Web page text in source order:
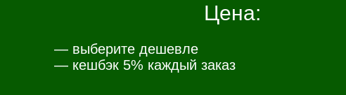
Цена:
— выберите дешевле
— кешбэк 5% каждый заказ